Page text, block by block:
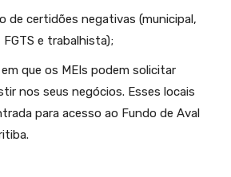
de certidões negativas (municipal,
e trabalhista);
que os MEIs podem solicitar
nos seus negócios. Esses locais
para acesso ao Fundo de Aval